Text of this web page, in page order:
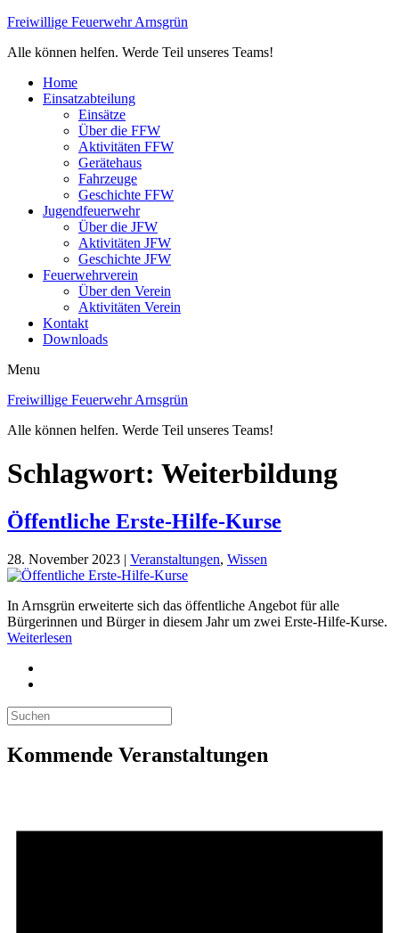
Freiwillige Feuerwehr Arnsgrün
Alle können helfen. Werde Teil unseres Teams!
Home
Einsatzabteilung
Einsätze
Über die FFW
Aktivitäten FFW
Gerätehaus
Fahrzeuge
Geschichte FFW
Jugendfeuerwehr
Über die JFW
Aktivitäten JFW
Geschichte JFW
Feuerwehrverein
Über den Verein
Aktivitäten Verein
Kontakt
Downloads
Menu
Freiwillige Feuerwehr Arnsgrün
Alle können helfen. Werde Teil unseres Teams!
Schlagwort: Weiterbildung
Öffentliche Erste-Hilfe-Kurse
28. November 2023 | Veranstaltungen, Wissen
In Arnsgrün erweiterte sich das öffentliche Angebot für alle
Bürgerinnen und Bürger in diesem Jahr um zwei Erste-Hilfe-Kurse.
Weiterlesen
Kommende Veranstaltungen